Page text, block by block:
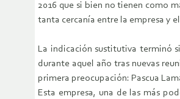
2016 que si bien no tienen como
tanta cercanía entre la empresa y
La indicación sustitutiva terminó
durante aquel año tras nuevas
primera preocupación: Pascua
Esta empresa, una de las más